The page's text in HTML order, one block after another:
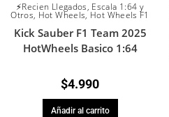
⚡Recien Llegados, Escala 1:64 y
Otros, Hot Wheels, Hot Wheels F1
Kick Sauber F1 Team 2025
HotWheels Basico 1:64
$4.990
Añadir al carrito